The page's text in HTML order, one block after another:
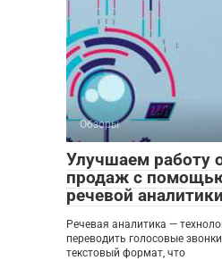
Обзоры
Улучшаем работу
продаж с
речевой
Речевая аналитика —
переводить голосовые
текстовый формат, что